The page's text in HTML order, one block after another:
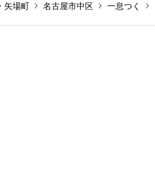
矢場町 名古屋市中区 一息つく